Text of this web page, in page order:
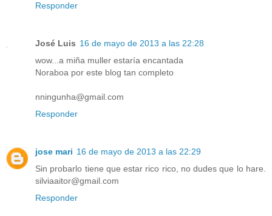
Responder
José Luis 16 de mayo de 2013 a las 22:28
wow...a miña muller estaría encantada
Noraboa por este blog tan completo
nningunha@gmail.com
Responder
jose mari 16 de mayo de 2013 a las 22:29
Sin probarlo tiene que estar rico rico, no dudes que lo hare.
silviaaitor@gmail.com
Responder